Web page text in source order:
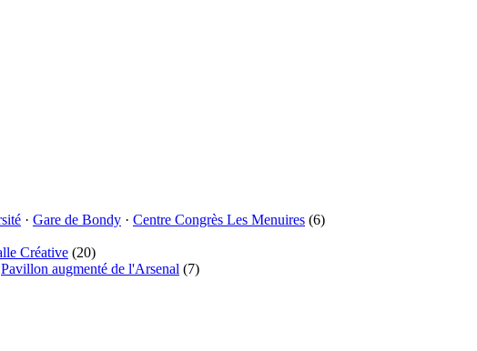
· Gare de Bondy · Centre Congrès Les Menuires (6)
Créative (20)
Pavillon augmenté de l'Arsenal (7)